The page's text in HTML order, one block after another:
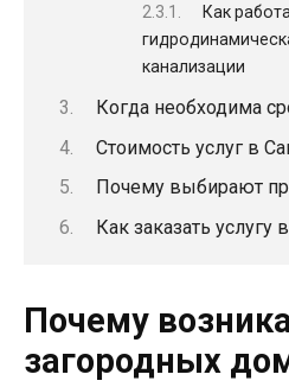
Как
канализации
Когда необходима
Стоимость услуг в
Почему выбирают
Как заказать услугу
Почему
загородных